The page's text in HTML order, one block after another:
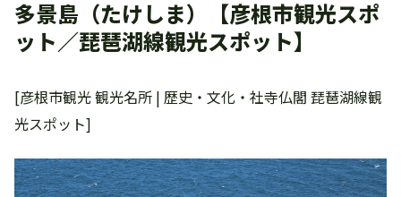
多景島（たけしま）【彦根市観光スポ
ット／琵琶湖線観光スポット】
[彦根市観光 観光名所 | 歴史・文化・社寺仏閣 琵琶湖線観
光スポット]